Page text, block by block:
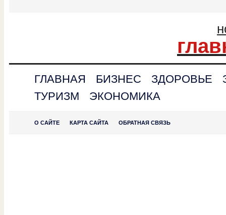
ГЛАВНАЯ БИЗНЕС ЗДОРОВЬЕ
ТУРИЗМ
ЭКОНОМИКА
О САЙТЕ КАРТА САЙТА ОБРАТНАЯ СВЯЗЬ